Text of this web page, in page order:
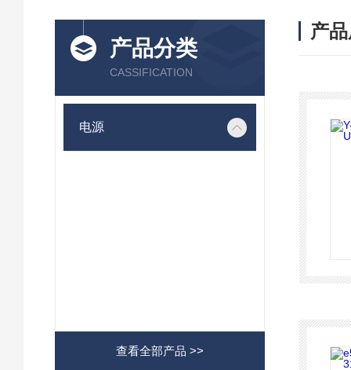
产品分类
CASSIFICATION
电源
查看全部产品 >>
产